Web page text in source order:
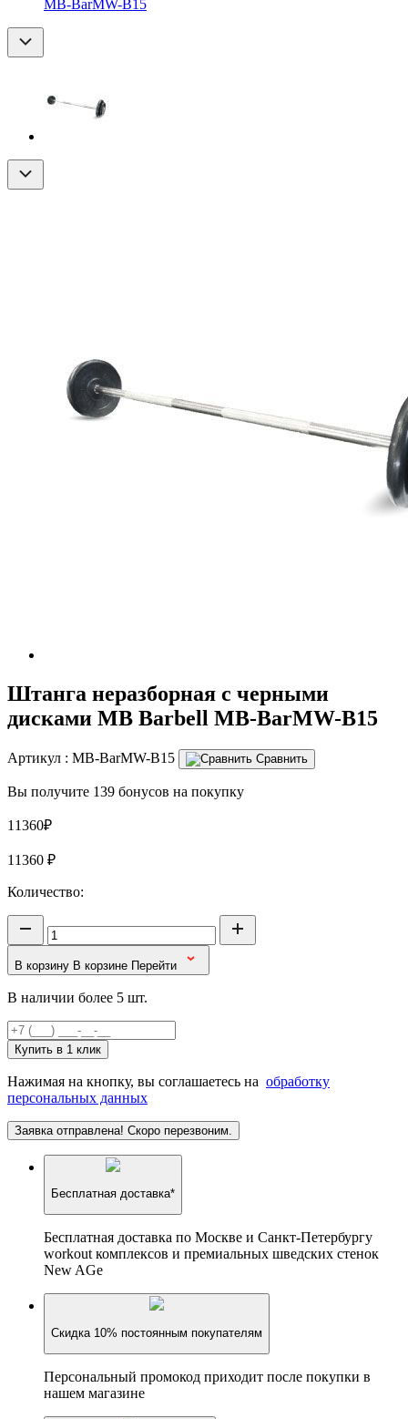
MB-BarMW-B15
Штанга неразборная с черными
дисками МВ Barbell MB-BarMW-B15
Артикул : MB-BarMW-B15 Сравнить
Вы получите 139 бонусов на покупку
11360₽
11360 ₽
Количество:
В корзину В корзине Перейти
В наличии более 5 шт.
Купить в 1 клик
Нажимая на кнопку, вы соглашаетесь на обработку
персональных данных
Заявка отправлена! Скоро перезвоним.
Бесплатная доставка*
Бесплатная доставка по Москве и Санкт-Петербургу
workout комплексов и премиальных шведских стенок
New AGe
Скидка 10% постоянным покупателям
Персональный промокод приходит после покупки в
нашем магазине